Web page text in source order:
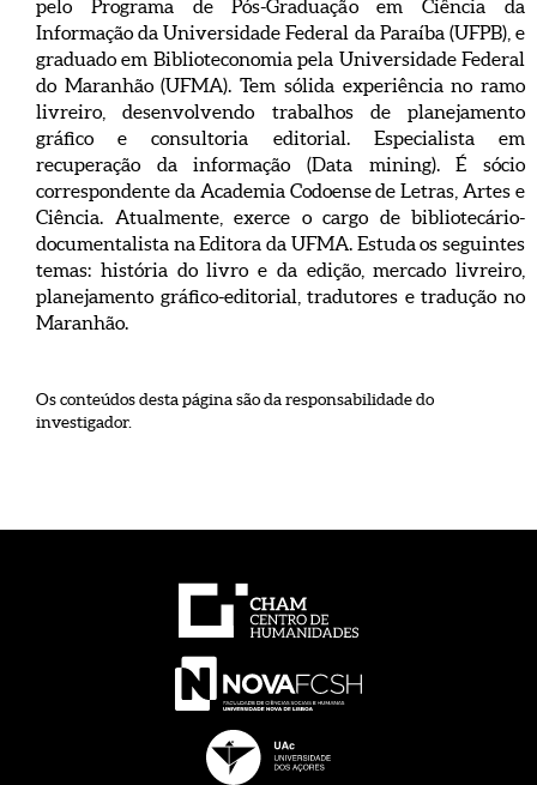
pelo Programa de Pós-Graduação em Ciência da
Informação da Universidade Federal da Paraíba (UFPB), e
graduado em Biblioteconomia pela Universidade Federal
do Maranhão (UFMA). Tem sólida experiência no ramo
livreiro, desenvolvendo trabalhos de planejamento
gráfico e consultoria editorial. Especialista em
recuperação da informação (Data mining). É sócio
correspondente da Academia Codoense de Letras, Artes e
Ciência. Atualmente, exerce o cargo de bibliotecário-
documentalista na Editora da UFMA. Estuda os seguintes
temas: história do livro e da edição, mercado livreiro,
planejamento gráfico-editorial, tradutores e tradução no
Maranhão.
Os conteúdos desta página são da responsabilidade do
investigador.